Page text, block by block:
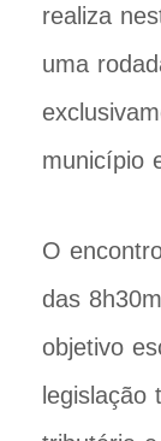
realiza
uma
município
O
das
objetivo